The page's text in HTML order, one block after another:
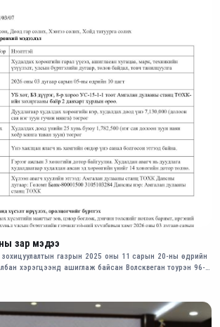
зар мэдээ
газрын 2025 оны 11 сарын 20-ны өдрийн
хэрэгцээнд ашиглаж байсан Волсквеган тоурэн 96-
нээлттэй дуудлага худалдаагаар худалдана.